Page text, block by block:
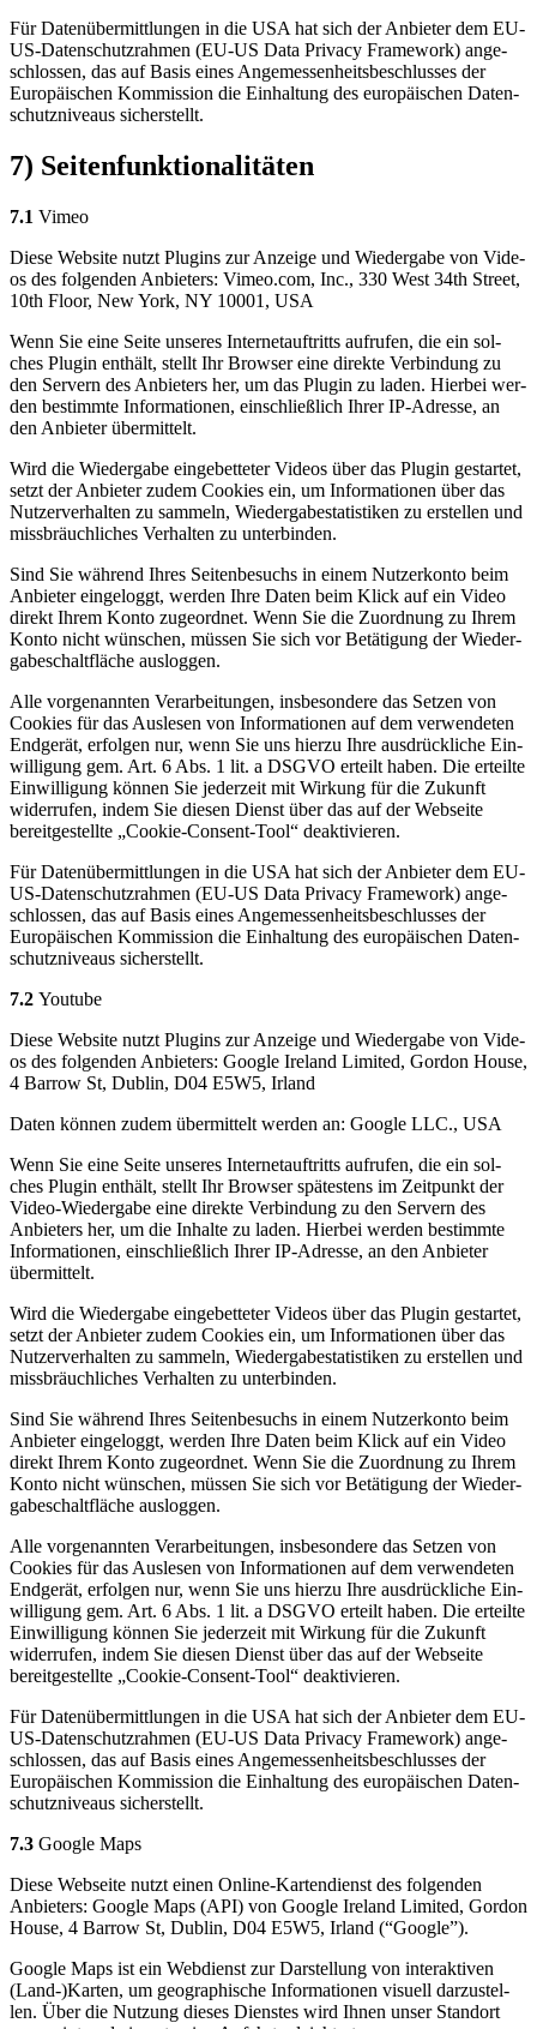
Für Daten­über­mitt­lun­gen in die USA hat sich der Anbie­ter dem EU-
US-Daten­schutz­rah­men (EU-US Data Pri­va­cy Frame­work) ange­
schlos­sen, das auf Basis eines Ange­mes­sen­heits­be­schlus­ses der
Euro­päi­schen Kom­mis­si­on die Ein­hal­tung des euro­päi­schen Daten­
schutz­ni­veaus sicher­stellt.
7) Seitenfunktionalitäten
7.1 Vimeo
Die­se Web­site nutzt Plug­ins zur Anzei­ge und Wie­der­ga­be von Vide­
os des fol­gen­den Anbie­ters: Vimeo​.com, Inc., 330 West 34th Street,
10th Flo­or, New York, NY 10001, USA
Wenn Sie eine Sei­te unse­res Inter­net­auf­tritts auf­ru­fen, die ein sol­
ches Plug­in ent­hält, stellt Ihr Brow­ser eine direk­te Ver­bin­dung zu
den Ser­vern des Anbie­ters her, um das Plug­in zu laden. Hier­bei wer­
den bestimm­te Infor­ma­tio­nen, ein­schließ­lich Ihrer IP-Adres­se, an
den Anbie­ter über­mit­telt.
Wird die Wie­der­ga­be ein­ge­bet­te­ter Vide­os über das Plug­in gestar­tet,
setzt der Anbie­ter zudem Coo­kies ein, um Infor­ma­tio­nen über das
Nut­zer­ver­hal­ten zu sam­meln, Wie­der­ga­be­sta­tis­ti­ken zu erstel­len und
miss­bräuch­li­ches Ver­hal­ten zu unter­bin­den.
Sind Sie wäh­rend Ihres Sei­ten­be­suchs in einem Nut­zer­kon­to beim
Anbie­ter ein­ge­loggt, wer­den Ihre Daten beim Klick auf ein Video
direkt Ihrem Kon­to zuge­ord­net. Wenn Sie die Zuord­nung zu Ihrem
Kon­to nicht wün­schen, müs­sen Sie sich vor Betä­ti­gung der Wie­der­
ga­be­schalt­flä­che aus­log­gen.
Alle vor­ge­nann­ten Ver­ar­bei­tun­gen, ins­be­son­de­re das Set­zen von
Coo­kies für das Aus­le­sen von Infor­ma­tio­nen auf dem ver­wen­de­ten
End­ge­rät, erfol­gen nur, wenn Sie uns hier­zu Ihre aus­drück­li­che Ein­
wil­li­gung gem. Art. 6 Abs. 1 lit. a DSGVO erteilt haben. Die erteil­te
Ein­wil­li­gung kön­nen Sie jeder­zeit mit Wir­kung für die Zukunft
wider­ru­fen, indem Sie die­sen Dienst über das auf der Web­sei­te
bereit­ge­stell­te „Coo­kie-Con­sent-Tool“ deak­ti­vie­ren.
Für Daten­über­mitt­lun­gen in die USA hat sich der Anbie­ter dem EU-
US-Daten­schutz­rah­men (EU-US Data Pri­va­cy Frame­work) ange­
schlos­sen, das auf Basis eines Ange­mes­sen­heits­be­schlus­ses der
Euro­päi­schen Kom­mis­si­on die Ein­hal­tung des euro­päi­schen Daten­
schutz­ni­veaus sicher­stellt.
7.2 You­tube
Die­se Web­site nutzt Plug­ins zur Anzei­ge und Wie­der­ga­be von Vide­
os des fol­gen­den Anbie­ters: Goog­le Ire­land Limi­t­ed, Gor­don House,
4 Bar­row St, Dub­lin, D04 E5W5, Irland
Daten kön­nen zudem über­mit­telt wer­den an: Goog­le LLC., USA
Wenn Sie eine Sei­te unse­res Inter­net­auf­tritts auf­ru­fen, die ein sol­
ches Plug­in ent­hält, stellt Ihr Brow­ser spä­tes­tens im Zeit­punkt der
Video-Wie­der­ga­be eine direk­te Ver­bin­dung zu den Ser­vern des
Anbie­ters her, um die Inhal­te zu laden. Hier­bei wer­den bestimm­te
Infor­ma­tio­nen, ein­schließ­lich Ihrer IP-Adres­se, an den Anbie­ter
über­mit­telt.
Wird die Wie­der­ga­be ein­ge­bet­te­ter Vide­os über das Plug­in gestar­tet,
setzt der Anbie­ter zudem Coo­kies ein, um Infor­ma­tio­nen über das
Nut­zer­ver­hal­ten zu sam­meln, Wie­der­ga­be­sta­tis­ti­ken zu erstel­len und
miss­bräuch­li­ches Ver­hal­ten zu unter­bin­den.
Sind Sie wäh­rend Ihres Sei­ten­be­suchs in einem Nut­zer­kon­to beim
Anbie­ter ein­ge­loggt, wer­den Ihre Daten beim Klick auf ein Video
direkt Ihrem Kon­to zuge­ord­net. Wenn Sie die Zuord­nung zu Ihrem
Kon­to nicht wün­schen, müs­sen Sie sich vor Betä­ti­gung der Wie­der­
ga­be­schalt­flä­che aus­log­gen.
Alle vor­ge­nann­ten Ver­ar­bei­tun­gen, ins­be­son­de­re das Set­zen von
Coo­kies für das Aus­le­sen von Infor­ma­tio­nen auf dem ver­wen­de­ten
End­ge­rät, erfol­gen nur, wenn Sie uns hier­zu Ihre aus­drück­li­che Ein­
wil­li­gung gem. Art. 6 Abs. 1 lit. a DSGVO erteilt haben. Die erteil­te
Ein­wil­li­gung kön­nen Sie jeder­zeit mit Wir­kung für die Zukunft
wider­ru­fen, indem Sie die­sen Dienst über das auf der Web­sei­te
bereit­ge­stell­te „Coo­kie-Con­sent-Tool“ deak­ti­vie­ren.
Für Daten­über­mitt­lun­gen in die USA hat sich der Anbie­ter dem EU-
US-Daten­schutz­rah­men (EU-US Data Pri­va­cy Frame­work) ange­
schlos­sen, das auf Basis eines Ange­mes­sen­heits­be­schlus­ses der
Euro­päi­schen Kom­mis­si­on die Ein­hal­tung des euro­päi­schen Daten­
schutz­ni­veaus sicher­stellt.
7.3 Goog­le Maps
Die­se Web­sei­te nutzt einen Online-Kar­ten­dienst des fol­gen­den
Anbie­ters: Goog­le Maps (API) von Goog­le Ire­land Limi­t­ed, Gor­don
House, 4 Bar­row St, Dub­lin, D04 E5W5, Irland (“Goog­le”).
Goog­le Maps ist ein Web­dienst zur Dar­stel­lung von inter­ak­ti­ven
(Land-)Karten, um geo­gra­phi­sche Infor­ma­tio­nen visu­ell dar­zu­stel­
len. Über die Nut­zung die­ses Diens­tes wird Ihnen unser Stand­ort